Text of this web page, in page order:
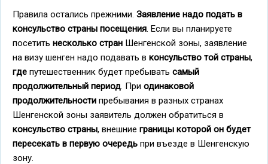
Правила остались прежними. Заявление надо подать в
консульство страны посещения . Если вы планируете
посетить несколько стран Шенгенской зоны, заявление
на визу шенген надо подавать в консульство той страны,
где путешественник будет пребывать самый
продолжительный период . При одинаковой
продолжительности пребывания в разных странах
Шенгенской зоны заявитель должен обратиться в
консульство страны, внешние границы которой он будет
пересекать в первую очередь при въезде в Шенгенскую
зону.